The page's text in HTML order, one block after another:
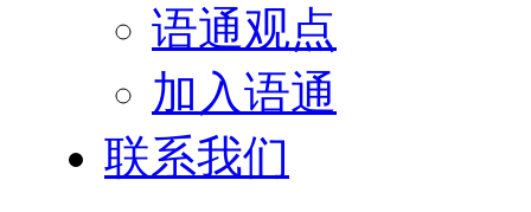
语通观点
加入语通
联系我们